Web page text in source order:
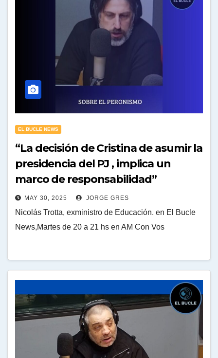
EL BUCLE NEWS
“La decisión de Cristina de asumir la
presidencia del PJ , implica un
marco de responsabilidad”
MAY 30, 2025 JORGE GRES
Nicolás Trotta, exministro de Educación. en El Bucle
News,Martes de 20 a 21 hs en AM Con Vos